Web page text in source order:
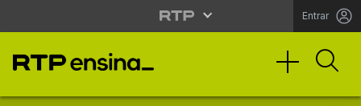
Entrar